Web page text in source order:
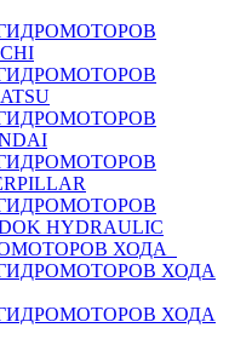
HYDRAULIC
ХОДА
ХОДА
ХОДА